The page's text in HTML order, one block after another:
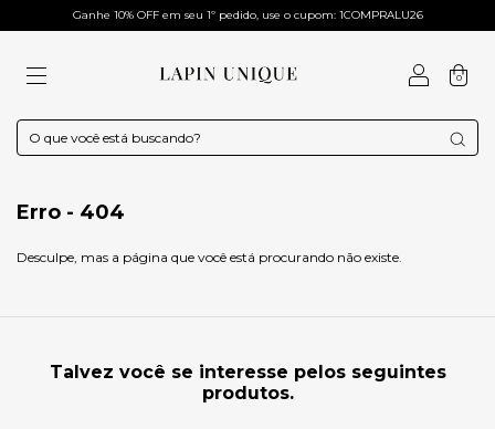
Ganhe 10% OFF em seu 1º pedido, use o cupom: 1COMPRALU26
0
Erro - 404
Desculpe, mas a página que você está procurando não existe.
Talvez você se interesse pelos seguintes
produtos.